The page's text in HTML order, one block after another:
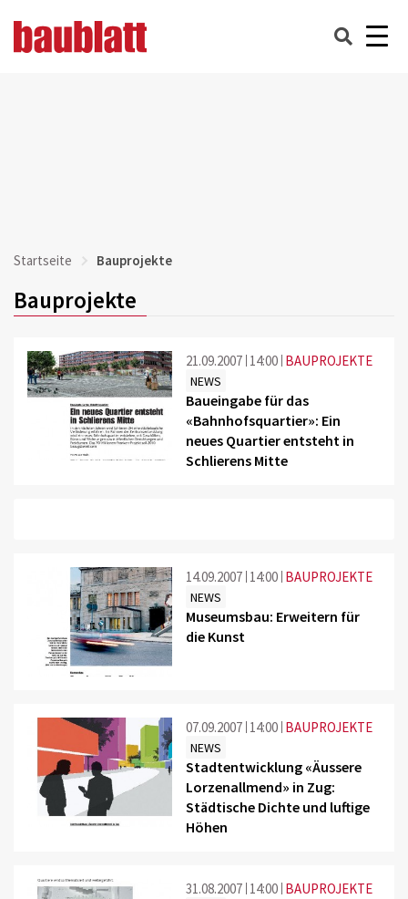
Startseite Bauprojekte
Bauprojekte
21.09.2007 14:00 BAUPROJEKTE
NEWS
Baueingabe für das
«Bahnhofsquartier»: Ein
neues Quartier entsteht in
Schlierens Mitte
14.09.2007 14:00 BAUPROJEKTE
NEWS
Museumsbau: Erweitern für
die Kunst
07.09.2007 14:00 BAUPROJEKTE
NEWS
Stadtentwicklung «Äussere
Lorzenallmend» in Zug:
Städtische Dichte und luftige
Höhen
31.08.2007 14:00 BAUPROJEKTE